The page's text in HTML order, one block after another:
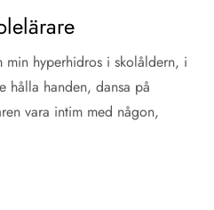
min hyperhidros i skolåldern, i
hålla handen, dansa på
vara intim med någon,